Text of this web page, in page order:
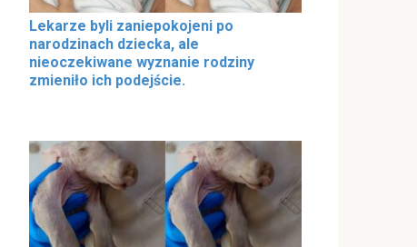
Lekarze byli zaniepokojeni po
narodzinach dziecka, ale
nieoczekiwane wyznanie rodziny
zmieniło ich podejście.